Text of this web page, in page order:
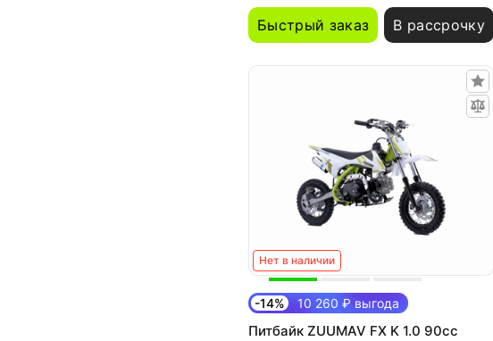
Быстрый заказ В рассрочку
Нет в наличии
-14% 10 260 ₽ выгода
Питбайк ZUUMAV FX K 1.0 90cc